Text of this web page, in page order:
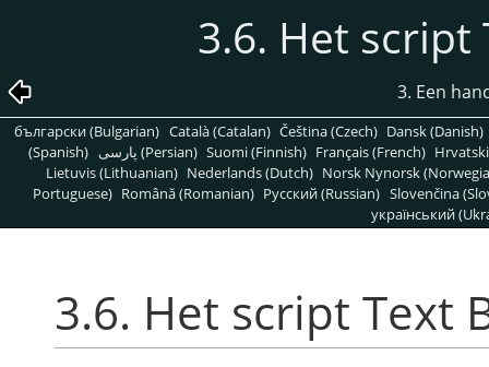
3.6. Het
3. Een
български (Bulgarian) Català (Catalan) Čeština (Czech) Dansk (Danish)
(Spanish)
پارسی (Persian) Suomi (Finnish) Français (French)
Lietuvis (Lithuanian) Nederlands (Dutch) Norsk Nynorsk
Portuguese) Română (Romanian) Pусский (Russian) Slovenčina
український
3.6. Het script Text